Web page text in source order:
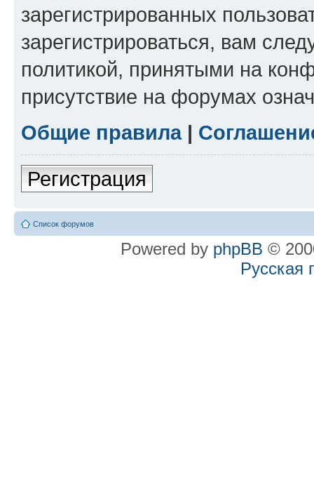
зарегистрированных
зарегистрироваться, вам
политикой, принятыми на
присутствие на форумах
Общие правила|
Регистрация
Список форумов
Powered by phpBB ©
Русская